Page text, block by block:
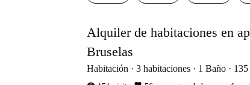
Alquiler de habitaciones en
Bruselas
Habitación 3 habitaciones 1 Baño 135